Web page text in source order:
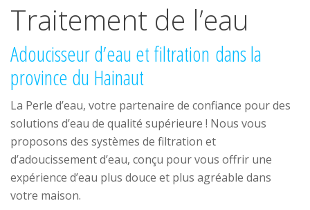
Traitement de l’eau
Adoucisseur d’eau et filtration dans la
province du Hainaut
La Perle d’eau, votre partenaire de confiance pour des
solutions d’eau de qualité supérieure ! Nous vous
proposons des systèmes de filtration et
d’adoucissement d’eau, conçu pour vous offrir une
expérience d’eau plus douce et plus agréable dans
votre maison.